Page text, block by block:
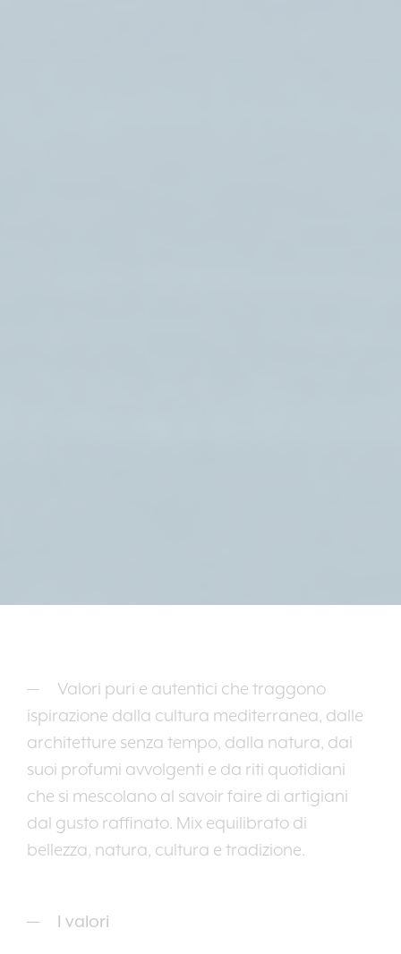
Valori puri e autentici che traggono
ispirazione dalla cultura mediterranea, dalle
architetture senza tempo, dalla natura, dai
suoi profumi avvolgenti e da riti quotidiani
che si mescolano al savoir faire di artigiani
dal gusto raffinato. Mix equilibrato di
bellezza, natura, cultura e tradizione.
I valori